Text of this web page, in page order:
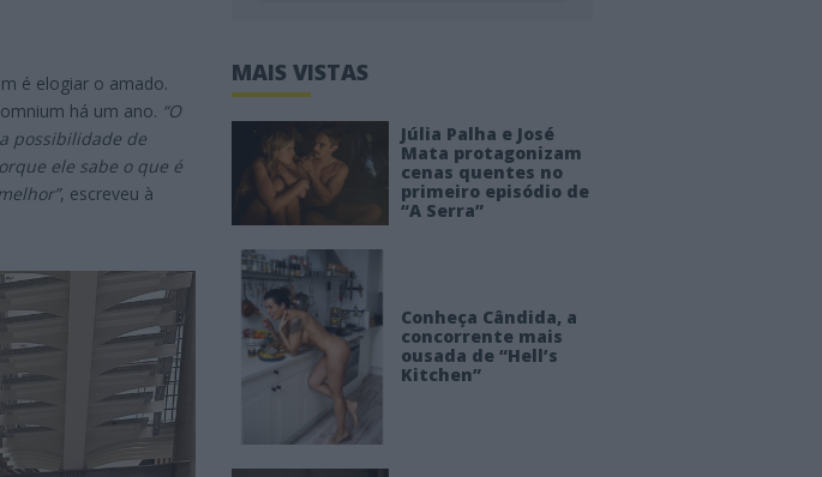
é elogiar o amado.
há um ano. “O
possibilidade de
ele sabe o que é
, escreveu à
MAIS VISTAS
Júlia Palha e José
Mata protagonizam
cenas quentes no
primeiro episódio de
“A Serra”
Conheça Cândida, a
concorrente mais
ousada de “Hell’s
Kitchen”